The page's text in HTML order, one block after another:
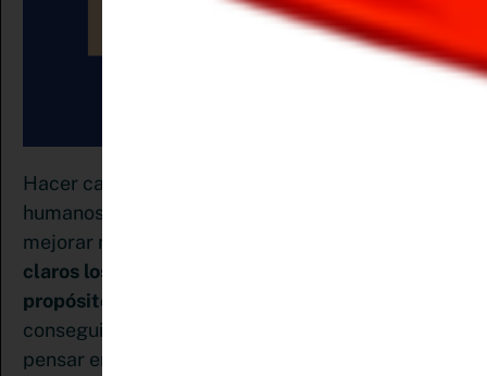
Hacer cambios es inevitable porque como seres
humanos siempre estamos en la búsqueda de
mejorar nuestra vida. Y
claros los objetivos y sobre todo tener
propósitos de año nuevo
conseguir mejores resultados. Pero antes de
pensar en ellos,